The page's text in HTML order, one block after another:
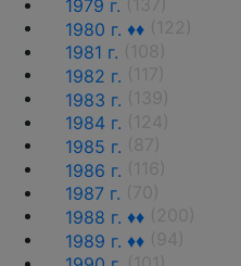
1979 г.
1980 г. ♦♦
1981 г.
1982 г.
1983 г.
1984 г.
1985 г.
1986 г.
1987 г.
1988 г. ♦♦
1989 г. ♦♦